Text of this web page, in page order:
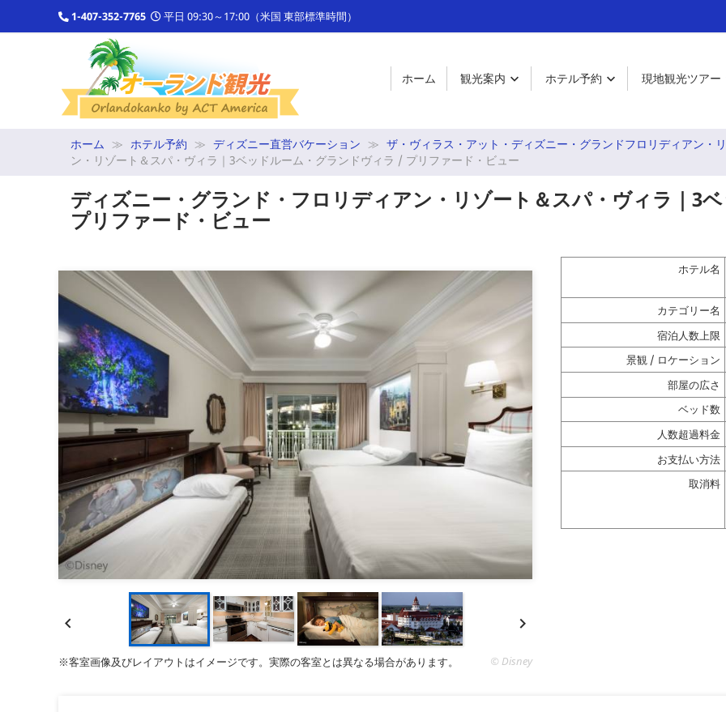
1-407-352-7765 平日 09:30～17:00（米国 東部標準時間）
ホーム 
観光案内 
ホテル予約 現地観光ツアー
ホーム ホテル予約 ディズニー直営バケーション ザ・ヴィラス・アット・ディズニー・グランドフロリディアン・
ン・リゾート＆スパ・ヴィラ｜3ベッドルーム・グランドヴィラ / プリファード・ビュー
ディズニー・グランド・フロリディアン・リゾート＆スパ・ヴィラ｜3
プリファード・ビュー
 
※客室画像及びレイアウトはイメージです。実際の客室とは異なる場合があります。 © Disney
ホテル名
カテゴリー名
宿泊人数上限
景観 / ロケーション
部屋の広さ
ベッド数
人数超過料金
お支払い方法
取消料